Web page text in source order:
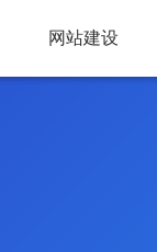
网站建设